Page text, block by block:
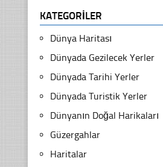
KATEGORILER
Dünya Haritası
Dünyada Gezilecek Yerler
Dünyada Tarihi Yerler
Dünyada Turistik Yerler
Dünyanın Doğal Harikaları
Güzergahlar
Haritalar